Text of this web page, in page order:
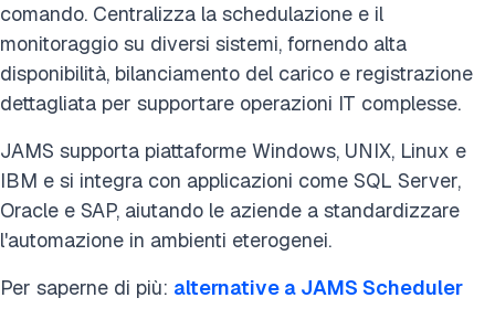
comando. Centralizza la schedulazione e il
monitoraggio su diversi sistemi, fornendo alta
disponibilità, bilanciamento del carico e registrazione
dettagliata per supportare operazioni IT complesse.
JAMS supporta piattaforme Windows, UNIX, Linux e
IBM e si integra con applicazioni come SQL Server,
Oracle e SAP, aiutando le aziende a standardizzare
l'automazione in ambienti eterogenei.
Per saperne di più: alternative a JAMS Scheduler